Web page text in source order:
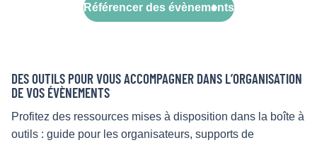
Référencer des évènements
DES OUTILS POUR VOUS ACCOMPAGNER DANS L’ORGANISATION
DE VOS ÉVÈNEMENTS
Profitez des ressources mises à disposition dans la boîte à
outils : guide pour les organisateurs, supports de